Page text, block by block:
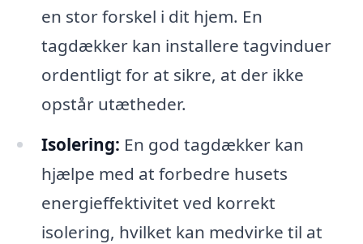
en stor forskel i dit hjem. En
tagdækker kan installere tagvinduer
ordentligt for at sikre, at der ikke
opstår utætheder.
Isolering: En god tagdækker kan
hjælpe med at forbedre husets
energieffektivitet ved korrekt
isolering, hvilket kan medvirke til at